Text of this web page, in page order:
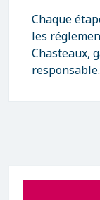
Chaque
les
Chasteaux,
responsable.